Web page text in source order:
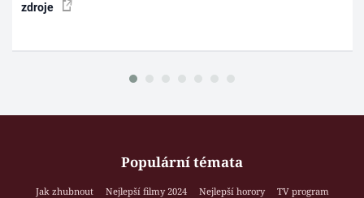
zdroje
Populární témata
Jak zhubnout Nejlepší filmy 2024 Nejlepší horory
TV program